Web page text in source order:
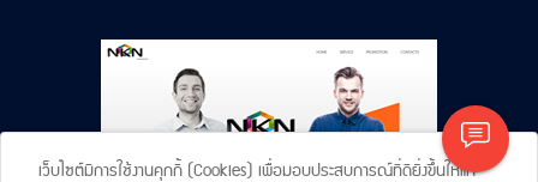
เว็บไซต์มีการใช้งานคุกกี้ (Cookies) เพื่อมอบประสบการณ์ที่ดียิ่งขึ้นให้แก่